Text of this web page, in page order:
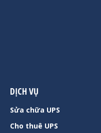
DỊCH VỤ
Sửa chữa UPS
Cho thuê UPS